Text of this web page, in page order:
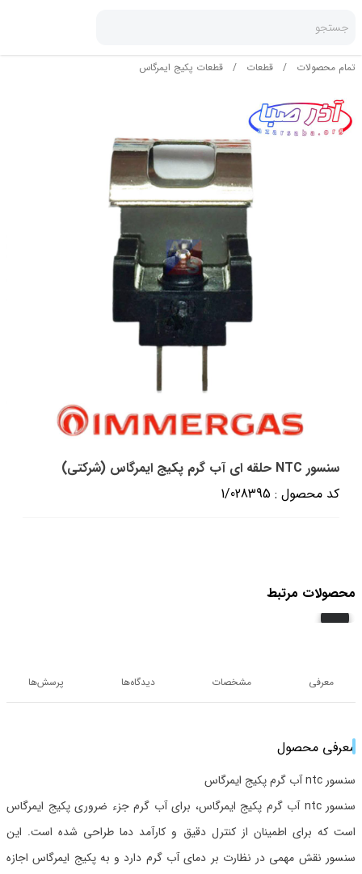
جستجو
تمام محصولات / قطعات / قطعات پکیج ایمرگاس
سنسور NTC حلقه ای آب گرم پکیج ایمرگاس (شرکتی)
کد محصول : 1/028395
محصولات مرتبط
معرفی مشخصات دیدگاه‌ها پرسش‌ها
معرفی محصول
سنسور ntc آب گرم پکیج ایمرگاس
سنسور ntc آب گرم پکیج ایمرگاس، برای آب گرم جزء ضروری پکیج ایمرگاس
است که برای اطمینان از کنترل دقیق و کارآمد دما طراحی شده است. این
سنسور نقش مهمی در نظارت بر دمای آب گرم دارد و به پکیج ایمرگاس اجازه